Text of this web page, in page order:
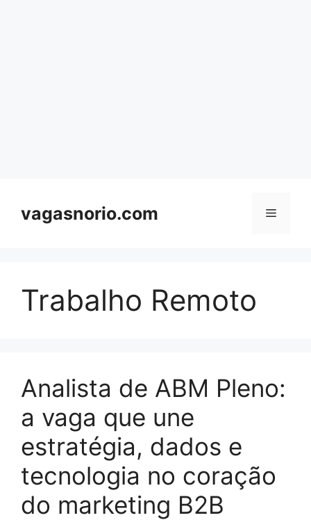
vagasnorio.com Menu
Trabalho Remoto
Analista de ABM Pleno:
a vaga que une
estratégia, dados e
tecnologia no coração
do marketing B2B